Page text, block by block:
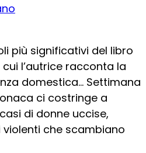
più significativi del libro
cui l’autrice racconta la
domestica… Settimana
ci costringe a
di donne uccise,
che scambiano